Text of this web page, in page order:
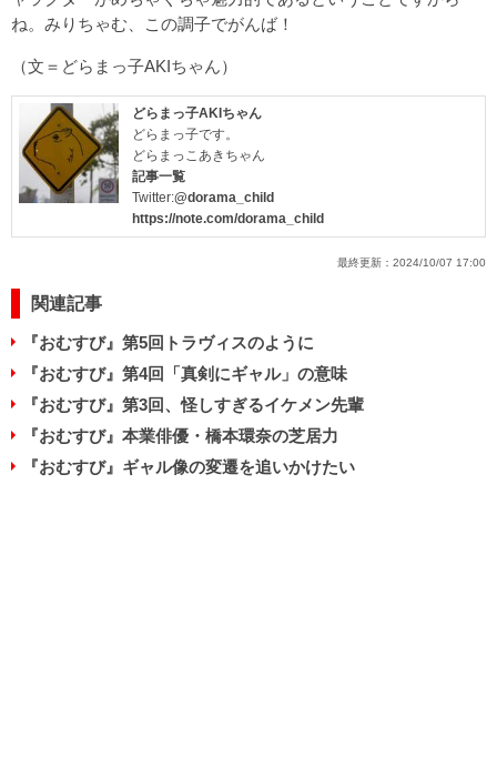
ね。みりちゃむ、この調子でがんば！
（文＝どらまっ子AKIちゃん）
どらまっ子AKIちゃん
どらまっ子です。
どらまっこあきちゃん
記事一覧
Twitter:@dorama_child
https://note.com/dorama_child
最終更新： 2024/10/07 17:00
関連記事
『おむすび』第5回トラヴィスのように
『おむすび』第4回「真剣にギャル」の意味
『おむすび』第3回、怪しすぎるイケメン先輩
『おむすび』本業俳優・橋本環奈の芝居力
『おむすび』ギャル像の変遷を追いかけたい